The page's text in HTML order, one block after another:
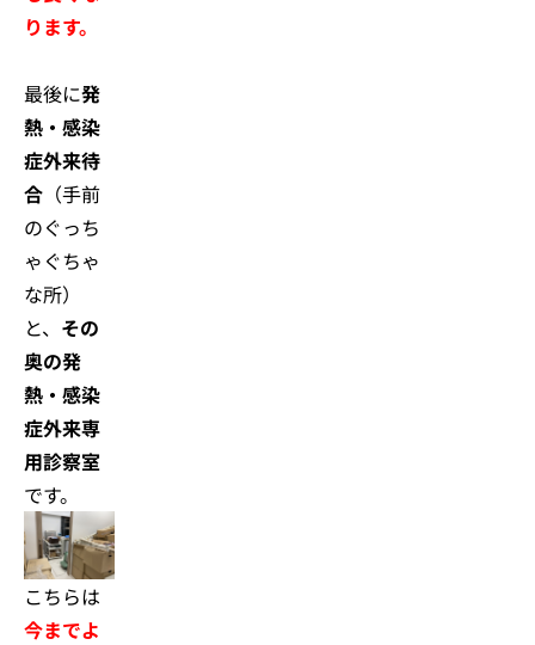
ります。
最後に発
熱・感染
症外来待
合 （手前
のぐっち
ゃぐちゃ
な所）
と、 その
奥の発
熱・感染
症外来専
用診察室
です。
こちらは
今までよ